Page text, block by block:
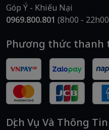
AloPinđể nhận sản
đãi!
Góp Ý - Khiếu Nại
0969.800.801 (8h00 -
Phương thức thanh
Dịch Vụ Và Thông